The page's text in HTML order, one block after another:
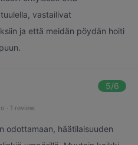
vastailivat
ja että meidän pöydän hoiti
5/6
· 1 review
odottamaan, häätilaisuuden